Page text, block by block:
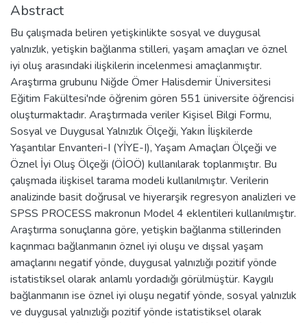
Abstract
Bu çalışmada beliren yetişkinlikte sosyal ve duygusal
yalnızlık, yetişkin bağlanma stilleri, yaşam amaçları ve öznel
iyi oluş arasındaki ilişkilerin incelenmesi amaçlanmıştır.
Araştırma grubunu Niğde Ömer Halisdemir Üniversitesi
Eğitim Fakültesi'nde öğrenim gören 551 üniversite öğrencisi
oluşturmaktadır. Araştırmada veriler Kişisel Bilgi Formu,
Sosyal ve Duygusal Yalnızlık Ölçeği, Yakın İlişkilerde
Yaşantılar Envanteri-I (YİYE-I), Yaşam Amaçları Ölçeği ve
Öznel İyi Oluş Ölçeği (ÖİOÖ) kullanılarak toplanmıştır. Bu
çalışmada ilişkisel tarama modeli kullanılmıştır. Verilerin
analizinde basit doğrusal ve hiyerarşik regresyon analizleri ve
SPSS PROCESS makronun Model 4 eklentileri kullanılmıştır.
Araştırma sonuçlarına göre, yetişkin bağlanma stillerinden
kaçınmacı bağlanmanın öznel iyi oluşu ve dışsal yaşam
amaçlarını negatif yönde, duygusal yalnızlığı pozitif yönde
istatistiksel olarak anlamlı yordadığı görülmüştür. Kaygılı
bağlanmanın ise öznel iyi oluşu negatif yönde, sosyal yalnızlık
ve duygusal yalnızlığı pozitif yönde istatistiksel olarak